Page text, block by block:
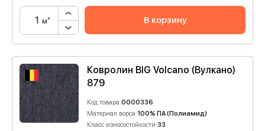
м² В корзину
Ковролин BIG Volcano (Вулкано)
879
Код товара:0000336
Материал ворса:100% ПА (Полиамид)
Класс износостойкости:33